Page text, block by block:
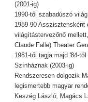
(2001-ig)
1990-től szabadúszó
1989-90 Asszisztensként
világítástervezőnő
Claude Falle) Theater
1981-től tagja majd '84-
Színháznak (2003-ig)
Rendszeresen dolgozik
legismertebb magyar
Keszég László, Magács